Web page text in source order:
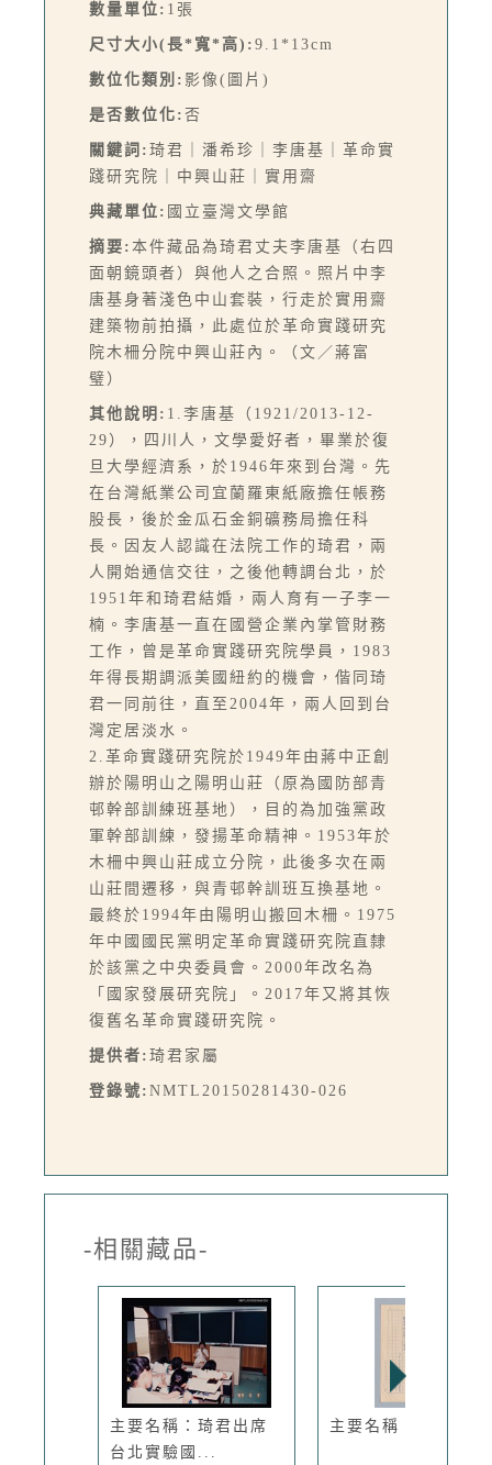
數量單位: 1張
尺寸大小(長*寬*高): 9.1*13cm
數位化類別: 影像(圖片)
是否數位化: 否
關鍵詞: 琦君｜潘希珍｜李唐基｜革命實
踐研究院｜中興山莊｜實用齋
典藏單位: 國立臺灣文學館
摘要: 本件藏品為琦君丈夫李唐基（右四
面朝鏡頭者）與他人之合照。照片中李
唐基身著淺色中山套裝，行走於實用齋
建築物前拍攝，此處位於革命實踐研究
院木柵分院中興山莊內。（文／蔣富
璧）
其他說明: 1.李唐基（1921/2013-12-
29），四川人，文學愛好者，畢業於復
旦大學經濟系，於1946年來到台灣。先
在台灣紙業公司宜蘭羅東紙廠擔任帳務
股長，後於金瓜石金銅礦務局擔任科
長。因友人認識在法院工作的琦君，兩
人開始通信交往，之後他轉調台北，於
1951年和琦君結婚，兩人育有一子李一
楠。李唐基一直在國營企業內掌管財務
工作，曾是革命實踐研究院學員，1983
年得長期調派美國紐約的機會，偕同琦
君一同前往，直至2004年，兩人回到台
灣定居淡水。
2.革命實踐研究院於1949年由蔣中正創
辦於陽明山之陽明山莊（原為國防部青
邨幹部訓練班基地），目的為加強黨政
軍幹部訓練，發揚革命精神。1953年於
木柵中興山莊成立分院，此後多次在兩
山莊間遷移，與青邨幹訓班互換基地。
最終於1994年由陽明山搬回木柵。1975
年中國國民黨明定革命實踐研究院直隸
於該黨之中央委員會。2000年改名為
「國家發展研究院」。2017年又將其恢
復舊名革命實踐研究院。
提供者: 琦君家屬
登錄號: NMTL20150281430-026
-相關藏品-
主要名稱：琦君出席
台北實驗國...
主要名稱：蘋果